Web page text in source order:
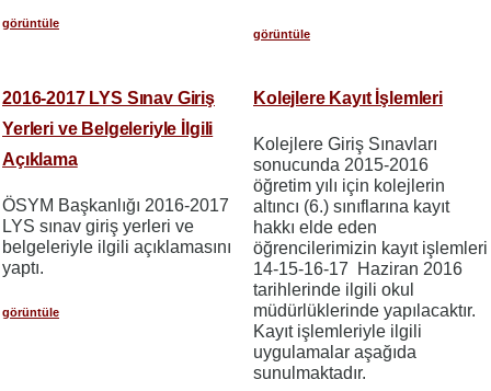
görüntüle
görüntüle
2016-2017 LYS Sınav Giriş
Yerleri ve Belgeleriyle İlgili
Açıklama
ÖSYM Başkanlığı 2016-2017
LYS sınav giriş yerleri ve
belgeleriyle ilgili açıklamasını
yaptı.
görüntüle
Kolejlere Kayıt İşlemleri
Kolejlere Giriş Sınavları
sonucunda 2015-2016
öğretim yılı için kolejlerin
altıncı (6.) sınıflarına kayıt
hakkı elde eden
öğrencilerimizin kayıt işlemleri
14-15-16-17 Haziran 2016
tarihlerinde ilgili okul
müdürlüklerinde yapılacaktır.
Kayıt işlemleriyle ilgili
uygulamalar aşağıda
sunulmaktadır.